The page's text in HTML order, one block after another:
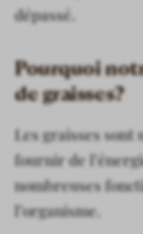
dépassé.
Pourquoi
de graisses?
Les graisses sont
fournir de
nombreuses
l’organisme.